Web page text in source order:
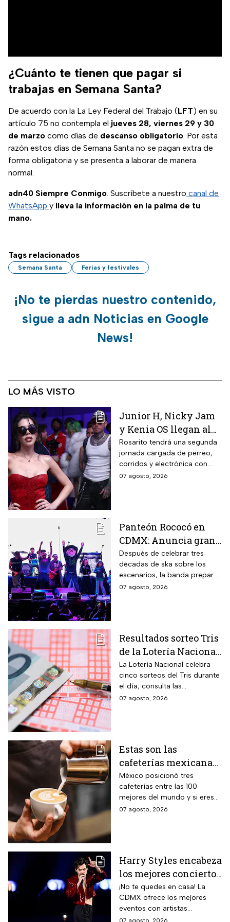
¿Cuánto te tienen que pagar si
trabajas en Semana Santa?
De acuerdo con la La Ley Federal del Trabajo (LFT) en su
artículo 75 no contempla el jueves 28, viernes 29 y 30
de marzo como días de descanso obligatorio. Por esta
razón estos días de Semana Santa no se pagan extra de
forma obligatoria y se presenta a laborar de manera
normal.
adn40 Siempre Conmigo. Suscríbete a nuestro canal de
WhatsApp y lleva la información en la palma de tu
mano.
Tags relacionados
Semana Santa Ferias y festivales
¡No te pierdas nuestro contenido,
sigue a adn Noticias en Google
News!
LO MÁS VISTO
Junior H, Nicky Jam
y Kenia OS llegan al
Baja Beach Fest 2026:
Estos son los horarios
del sábado
Rosarito tendrá una segunda
jornada cargada de perreo,
corridos y electrónica con
Farruko, Jowell y Randy, Zion y
07 agosto, 2026
Panteón Rococó en
CDMX: Anuncia gran
cierre de gira en el
Estadio GNP
Después de celebrar tres
décadas de ska sobre los
escenarios, la banda prepara
una última gran fiesta de su
07 agosto, 2026
Resultados sorteo Tris
de la Lotería Nacional
hoy viernes 7 de
agosto 2026: Consulta
los números
ganadores
La Lotería Nacional celebra
cinco sorteos del Tris durante
el día; consulta las
combinaciones ganadoras y
07 agosto, 2026
Estas son las
cafeterías mexicanas
consideradas como las
mejores del mundo
México posicionó tres
cafeterías entre las 100
mejores del mundo y si eres
amante del café tienes que
07 agosto, 2026
Harry Styles encabeza
los mejores conciertos
en la CDMX hoy 7 de
agosto
¡No te quedes en casa! La
CDMX ofrece los mejores
eventos con artistas
internacionales este viernes 7
07 agosto, 2026